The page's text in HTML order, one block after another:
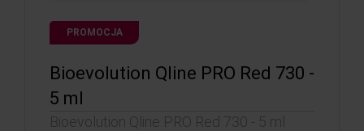
PROMOCJA
Bioevolution Qline PRO Red 730 -
5 ml
Bioevolution Qline PRO Red 730 - 5 ml